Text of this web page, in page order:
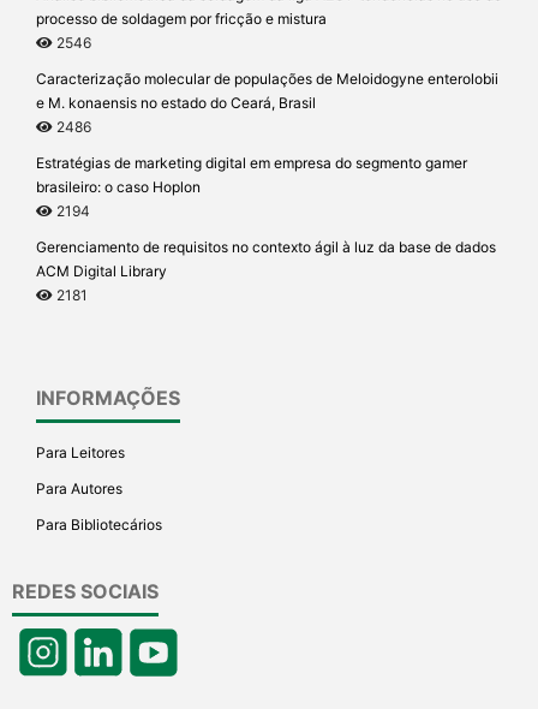
processo de soldagem por fricção e mistura
2546
Caracterização molecular de populações de Meloidogyne enterolobii
e M. konaensis no estado do Ceará, Brasil
2486
Estratégias de marketing digital em empresa do segmento gamer
brasileiro: o caso Hoplon
2194
Gerenciamento de requisitos no contexto ágil à luz da base de dados
ACM Digital Library
2181
INFORMAÇÕES
Para Leitores
Para Autores
Para Bibliotecários
REDES SOCIAIS